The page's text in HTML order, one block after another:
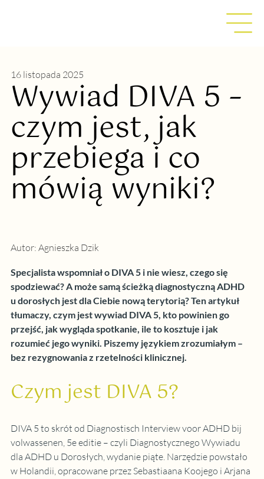
Specjalista wspomniał o DIVA 5 i nie wiesz, czego się
spodziewać? A może samą ścieżką diagnostyczną ADHD
u dorosłych jest dla Ciebie nową terytorią? Ten artykuł
tłumaczy, czym jest wywiad DIVA 5, kto powinien go
przejść, jak wygląda spotkanie, ile to kosztuje i jak
rozumieć jego wyniki. Piszemy językiem zrozumiałym –
bez rezygnowania z rzetelności klinicznej.
Czym jest DIVA 5?
DIVA 5 to skrót od Diagnostisch Interview voor ADHD bij
volwassenen, 5e editie – czyli Diagnostycznego Wywiadu
dla ADHD u Dorosłych, wydanie piąte. Narzędzie powstało
w Holandii, opracowane przez Sebastiaana Koojego i Arjana
16 listopada 2025
Wywiad DIVA 5 –
czym jest, jak
przebiega i co
mówią wyniki?
Autor: Agnieszka Dzik